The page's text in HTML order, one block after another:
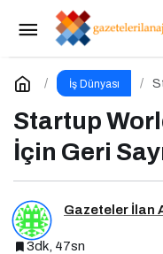
İş Dünyası
Startup
İçin Geri
Gazeteler İlan
3dk, 47sn
Yıldem Terlik,
Edecek Gaziantepli
fuarında boy
Yorum Yap